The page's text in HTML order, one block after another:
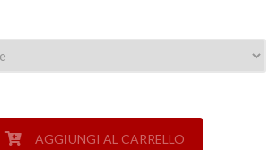
REGULATOR KIT FIELD - SMITH OPTICS
AGGIUNGI AL CARRELLO